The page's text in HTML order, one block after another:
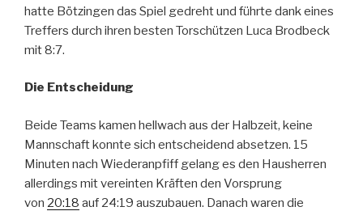
hatte Bötzingen das Spiel gedreht und führte dank eines
Treffers durch ihren besten Torschützen Luca Brodbeck
mit 8:7.
Die Entscheidung
Beide Teams kamen hellwach aus der Halbzeit, keine
Mannschaft konnte sich entscheidend absetzen. 15
Minuten nach Wiederanpfiff gelang es den Hausherren
allerdings mit vereinten Kräften den Vorsprung
von 20:18 auf 24:19 auszubauen. Danach waren die